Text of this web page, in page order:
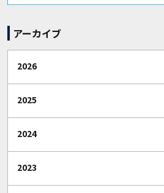
アーカイブ
2026
2025
2024
2023